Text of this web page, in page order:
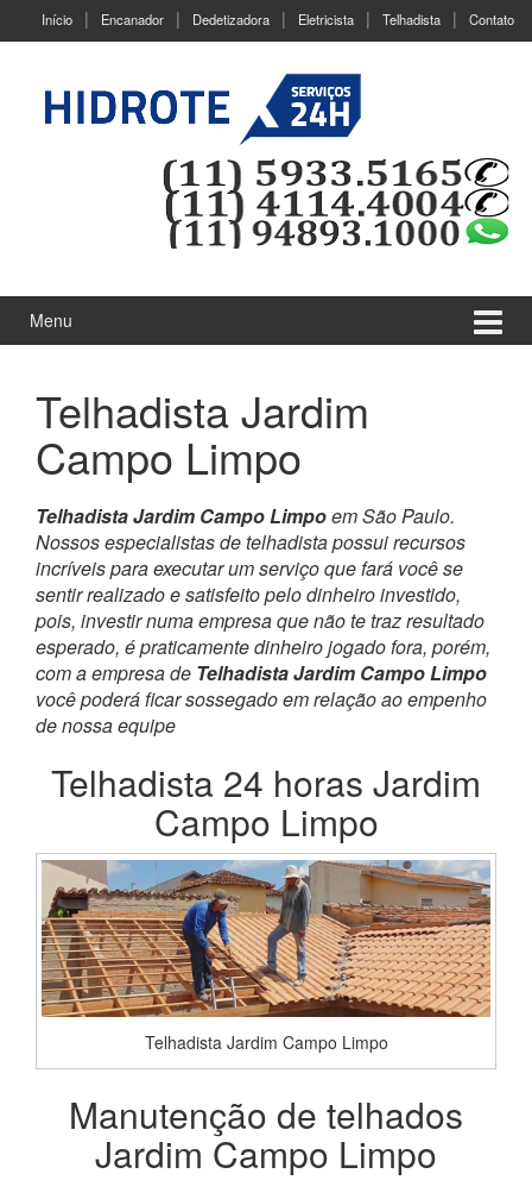
Início Encanador Dedetizadora Eletricista Telhadista Contato
Menu
Telhadista Jardim
Campo Limpo
Telhadista Jardim Campo Limpoem São Paulo.
Nossos especialistas de telhadista possui recursos
incríveis para executar um serviço que fará você se
sentir realizado e satisfeito pelo dinheiro investido,
pois, investir numa empresa que não te traz resultado
esperado, é praticamente dinheiro jogado fora, porém,
com a empresa de Telhadista Jardim Campo Limpo
você poderá ficar sossegado em relação ao empenho
de nossa equipe
Telhadista 24 horas Jardim
Campo Limpo
Telhadista Jardim Campo Limpo
Manutenção de telhados
Jardim Campo Limpo